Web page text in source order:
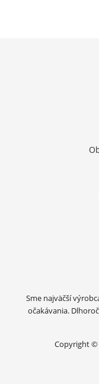
Sme najväčší
očakávania.
Copyright ©